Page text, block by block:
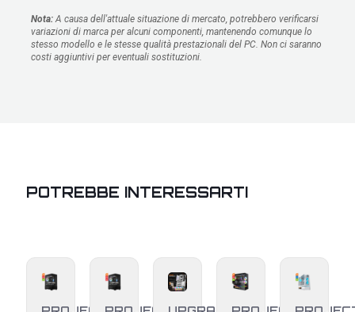
Nota: A causa dell'attuale situazione di mercato, potrebbero verificarsi
variazioni di marca per alcuni componenti, mantenendo comunque lo
stesso modello e le stesse qualità prestazionali del PC. Non ci saranno
costi aggiuntivi per eventuali sostituzioni.
POTREBBE INTERESSARTI